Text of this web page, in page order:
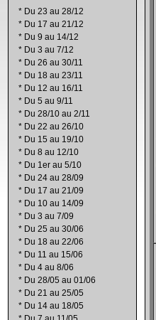
* Du 23 au 28/12
* Du 17 au 21/12
* Du 9 au 14/12
* Du 3 au 7/12
* Du 26 au 30/11
* Du 18 au 23/11
* Du 12 au 16/11
* Du 5 au 9/11
* Du 28/10 au 2/11
* Du 22 au 26/10
* Du 15 au 19/10
* Du 8 au 12/10
* Du 1er au 5/10
* Du 24 au 28/09
* Du 17 au 21/09
* Du 10 au 14/09
* Du 3 au 7/09
* Du 25 au 30/06
* Du 18 au 22/06
* Du 11 au 15/06
* Du 4 au 8/06
* Du 28/05 au 01/06
* Du 21 au 25/05
* Du 14 au 18/05